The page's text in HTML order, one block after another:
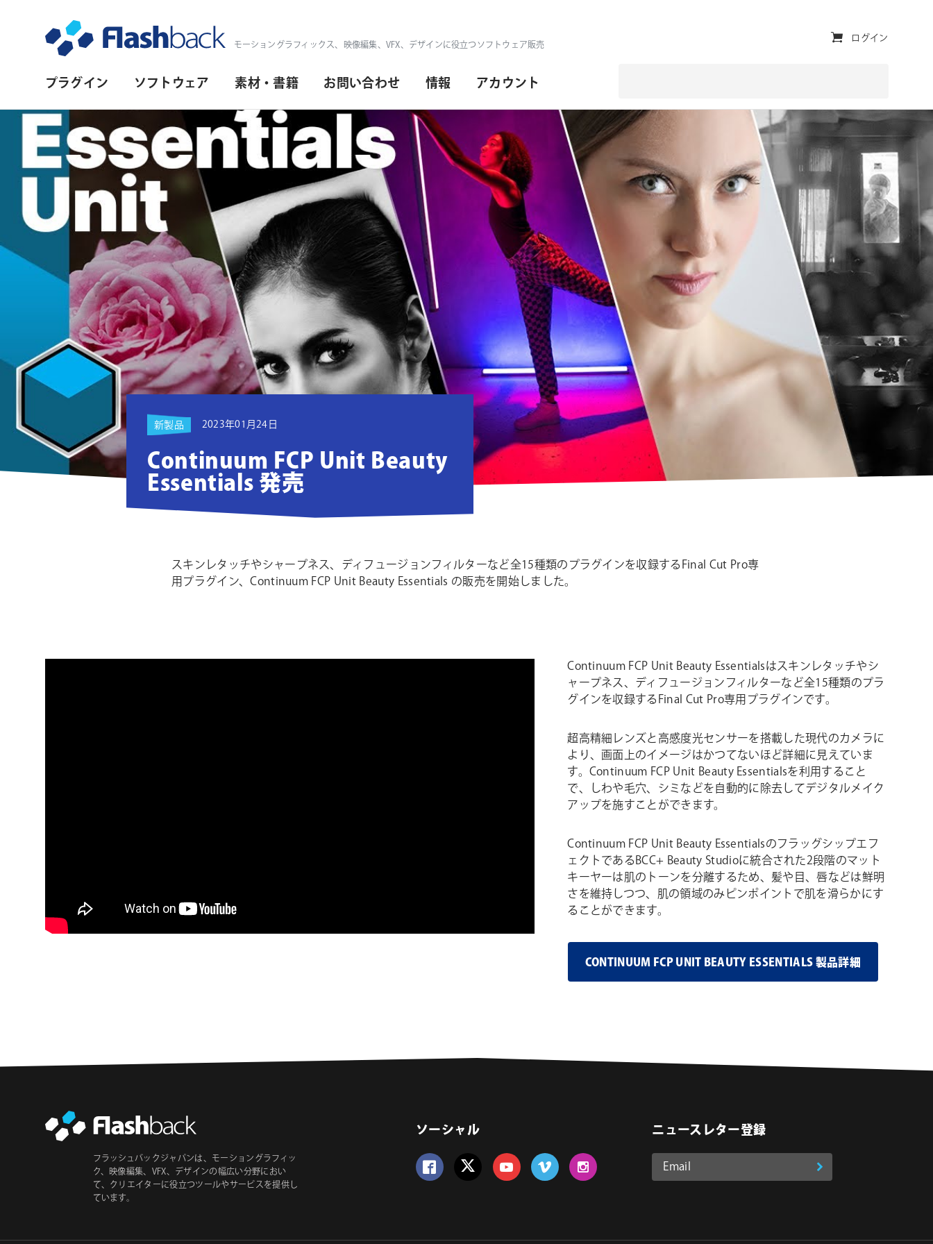
モーショングラフィックス、映像編集、VFX、デザインに役立つソフトウェア販売
プ
イ
マ
リ・
ビ
ー
ン
プラグイン ソフトウェア 素材・書籍 お問い合わせ 情報 アカウント
ユ
ィ
リ
テ
ィ・
ナ
ビ
ゲ
ー
シ
ョ
ン
ログイン
新製品 2023年01月24日
Continuum FCP Unit Beauty
Essentials 発売
スキンレタッチやシャープネス、ディフュージョンフィルターなど全15種類のプラグインを収録するFinal Cut Pro専
用プラグイン、Continuum FCP Unit Beauty Essentials の販売を開始しました。
Continuum FCP Unit Beauty Essentialsはスキンレタッチやシ
ャープネス、ディフュージョンフィルターなど全15種類のプラ
グインを収録するFinal Cut Pro専用プラグインです。
超高精細レンズと高感度光センサーを搭載した現代のカメラに
より、画面上のイメージはかつてないほど詳細に見えていま
す。Continuum FCP Unit Beauty Essentialsを利用すること
で、しわや毛穴、シミなどを自動的に除去してデジタルメイク
アップを施すことができます。
Continuum FCP Unit Beauty Essentialsのフラッグシップエフ
ェクトであるBCC+ Beauty Studioに統合された2段階のマット
キーヤーは肌のトーンを分離するため、髪や目、唇などは鮮明
さを維持しつつ、肌の領域のみピンポイントで肌を滑らかにす
ることができます。
CONTINUUM FCP UNIT BEAUTY ESSENTIALS 製品詳細
ソーシャル ニュースレター登録
Email
ア
登
フラッシュバックジャパンは、モーショングラフィッ
ク、映像編集、VFX、デザインの幅広い分野におい
て、クリエイターに役立つツールやサービスを提供し
ています。